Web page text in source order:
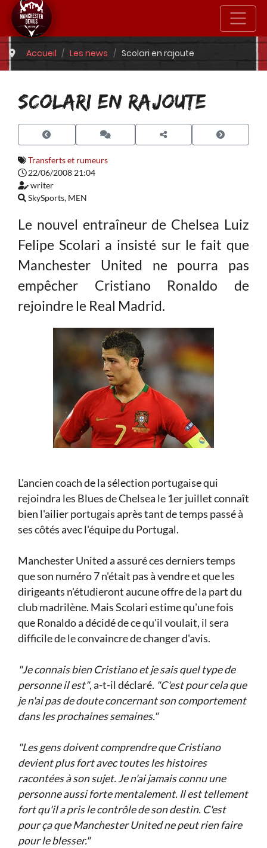
Accueil Les news Scolari en rajoute
SCOLARI EN RAJOUTE
Transferts et rumeurs
22/06/2008 21:04
writer
SkySports, MEN
Le nouvel entraîneur de Chelsea Luiz
Felipe Scolari a insisté sur le fait que
Manchester United ne pourra pas
empêcher Cristiano Ronaldo de
rejoindre le Real Madrid.
L'ancien coach de la sélection portugaise qui
rejoindra les Blues de Chelsea le 1er juillet connaît
bien l'ailier portugais après tant de temps passé à
ses côtés avec l'équipe du Portugal.
Manchester United a assuré ces derniers temps
que son numéro 7 n'était pas à vendre et que les
dirigeants n'étudieront aucune offre de la part du
club madrilène. Mais Scolari estime qu'une fois
que Ronaldo a décidé de ce qu'il voulait, il sera
difficile de le convaincre de changer d'avis.
"Je connais bien Cristiano et je sais quel type de
personne il est", a-t-il déclaré. "C'est pour cela que
je n'ai pas de doute concernant son comportement
dans les prochaines semaines."
"Les gens doivent comprendre que Cristiano
devient plus fort avec toutes les histoires
racontées à son sujet. Je n'ai jamais connu une
personne aussi forte mentalement. Il est tellement
fort qu'il a pris le contrôle de son destin. C'est
pour ça que Manchester United ne peut rien faire
pour le blesser."